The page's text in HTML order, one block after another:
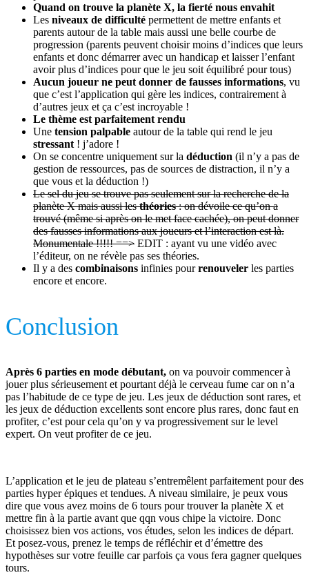
Quand on trouve la planète X, la fierté nous envahit
Les niveaux de difficulté permettent de mettre enfants et
parents autour de la table mais aussi une belle courbe de
progression (parents peuvent choisir moins d’indices que leurs
enfants et donc démarrer avec un handicap et laisser l’enfant
avoir plus d’indices pour que le jeu soit équilibré pour tous)
Aucun joueur ne peut donner de fausses informations, vu
que c’est l’application qui gère les indices, contrairement à
d’autres jeux et ça c’est incroyable !
Le thème est parfaitement rendu
Une tension palpable autour de la table qui rend le jeu
stressant ! j’adore !
On se concentre uniquement sur la déduction (il n’y a pas de
gestion de ressources, pas de sources de distraction, il n’y a
que vous et la déduction !)
Le sel du jeu se trouve pas seulement sur la recherche de la
planète X mais aussi lesthéories: on dévoile ce qu’on a
trouvé (même si après on le met face cachée), on peut donner
des fausses informations aux joueurs et l’interaction est là.
Monumentale !!!!! ==> EDIT : ayant vu une vidéo avec
l’éditeur, on ne révèle pas ses théories.
Il y a des combinaisons infinies pourrenouveler les parties
encore et encore.
Conclusion
Après 6 parties en mode débutant, on va pouvoir commencer à
jouer plus sérieusement et pourtant déjà le cerveau fume car on n’a
pas l’habitude de ce type de jeu. Les jeux de déduction sont rares, et
les jeux de déduction excellents sont encore plus rares, donc faut en
profiter, c’est pour cela qu’on y va progressivement sur le level
expert. On veut profiter de ce jeu.
L’application et le jeu de plateau s’entremêlent parfaitement pour des
parties hyper épiques et tendues. A niveau similaire, je peux vous
dire que vous avez moins de 6 tours pour trouver la planète X et
mettre fin à la partie avant que qqn vous chipe la victoire. Donc
choisissez bien vos actions, vos études, selon les indices de départ.
Et posez-vous, prenez le temps de réfléchir et d’émettre des
hypothèses sur votre feuille car parfois ça vous fera gagner quelques
tours.